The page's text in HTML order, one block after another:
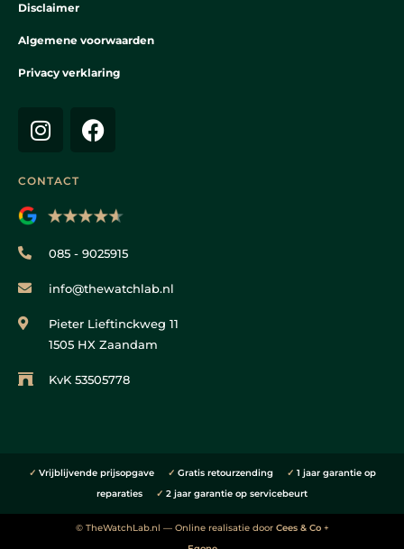
Disclaimer
Algemene voorwaarden
Privacy verklaring
CONTACT
085 - 9025915
info@thewatchlab.nl
Pieter Lieftinckweg 11
1505 HX Zaandam
KvK 53505778
✓ Vrijblijvende prijsopgave ✓ Gratis retourzending ✓ 1 jaar garantie op
reparaties ✓ 2 jaar garantie op servicebeurt
© TheWatchLab.nl — Online realisatie door Cees & Co+